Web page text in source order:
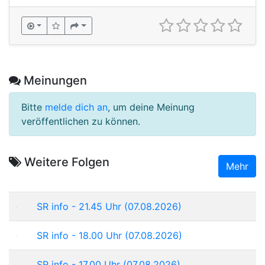
Meinungen
Bitte melde dich an, um deine Meinung
veröffentlichen zu können.
Weitere Folgen Mehr
SR info - 21.45 Uhr (07.08.2026)
SR info - 18.00 Uhr (07.08.2026)